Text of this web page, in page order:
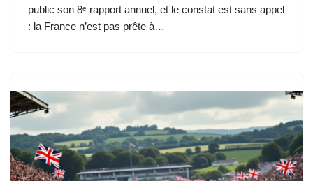
public son 8ᵉ rapport annuel, et le constat est sans appel
: la France n’est pas prête à…